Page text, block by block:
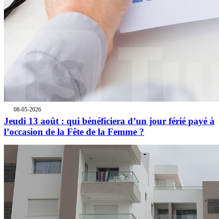
08-05-2026
Jeudi 13 août : qui bénéficiera d’un jour férié payé à
l’occasion de la Fête de la Femme ?